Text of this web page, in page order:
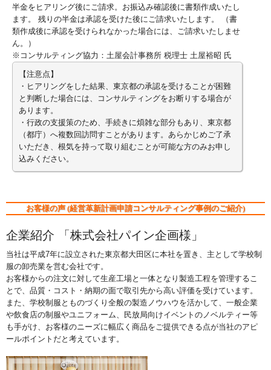
半金をヒアリング後にご請求。お振込み確認後に書類作成いたし
ます。 残りの半金は承認を受けた後にご請求いたします。 （書
類作成後に承認を受けられなかった場合には、ご請求いたしませ
ん。）
※コンサルティング協力：土屋会計事務所 税理士 土屋裕昭 氏
【注意点】
・ヒアリングをした結果、東京都の承認を受けることが困難
と判断した場合には、コンサルティングをお断りする場合が
あります。
・行政の支援策のため、手続きに煩雑な部分もあり、東京都
（都庁）へ複数回訪問すことがあります。あらかじめご了承
いただき、根気を持って取り組むことが可能な方のみお申し
込みください。
お客様の声 (経営革新計画申請コンサルティング事例のご紹介)
企業紹介 「株式会社パイン企画様」
当社は平成7年に設立された東京都大田区に本社を置き、主として学校制
服の卸売業を営む会社です。
お客様からの注文に対して生産工場と一体となり製造工程を管理するこ
とで、品質・コスト・納期の面で取引先から高い評価を受けています。
また、学校制服とものづくり全般の製造ノウハウを活かして、一般企業
や飲食店の制服やユニフォーム、民放局向けイベントのノベルティー等
も手がけ、お客様のニーズに幅広く商品をご提供できる点が当社のアピ
ールポイントだと考えています。